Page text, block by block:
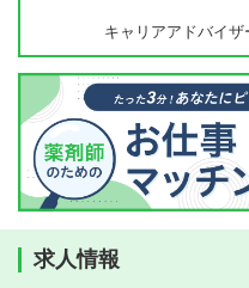
キャリアアドバイ
求人情報